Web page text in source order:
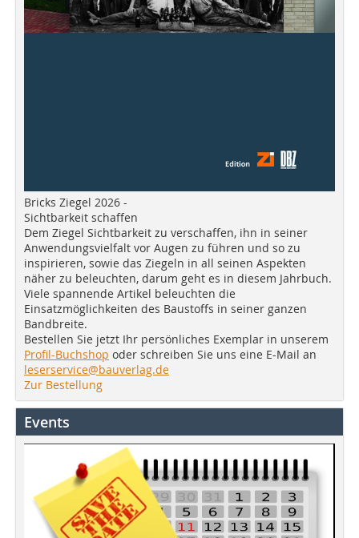
Bricks Ziegel 2026 -
Sichtbarkeit schaffen
Dem Ziegel Sichtbarkeit zu verschaffen, ihn in seiner
Anwendungsvielfalt vor Augen zu führen und so zu
inspirieren, sowie das Ziegeln in all seinen Aspekten
näher zu beleuchten, darum geht es in diesem Jahrbuch.
Viele spannende Artikel beleuchten die
Einsatzmöglichkeiten des Baustoffs in seiner ganzen
Bandbreite.
Bestellen Sie jetzt Ihr persönliches Exemplar in unserem
Profil-Buchshop oder schreiben Sie uns eine E-Mail an
leserservice@bauverlag.de
Zur Bestellung
Events